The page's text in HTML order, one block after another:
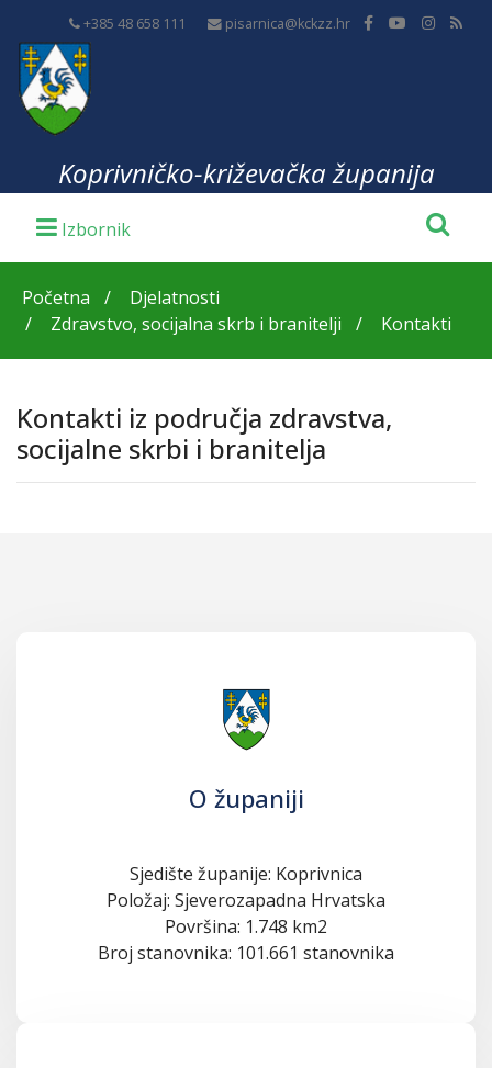
+385 48 658 111 pisarnica@kckzz.hr
Koprivničko-križevačka županija
Početna
Djelatnosti
Zdravstvo, socijalna skrb i branitelji
Kontakti
Kontakti iz područja zdravstva,
socijalne skrbi i branitelja
O županiji
Sjedište županije: Koprivnica
Položaj: Sjeverozapadna Hrvatska
Površina: 1.748 km2
Broj stanovnika: 101.661 stanovnika